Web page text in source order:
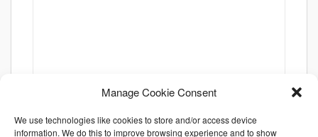
Manage Cookie Consent
We use technologies like cookies to store and/or access device
information. We do this to improve browsing experience and to show